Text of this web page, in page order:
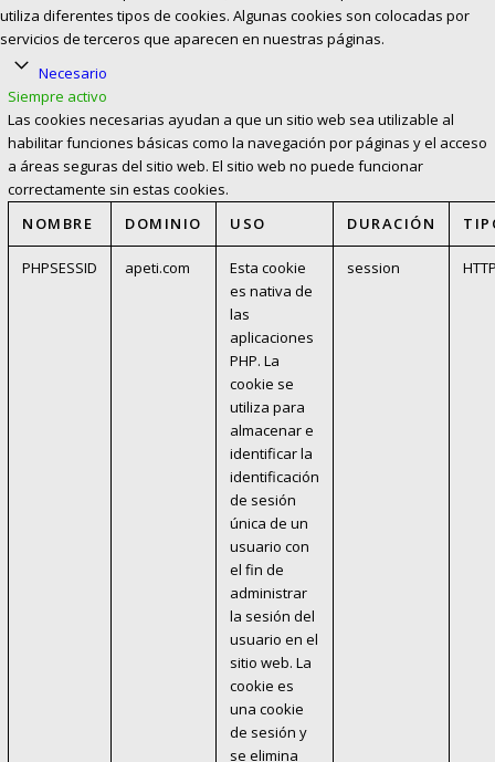
utiliza diferentes tipos de cookies. Algunas cookies son colocadas por
servicios de terceros que aparecen en nuestras páginas.
Necesario
Siempre activo
Las cookies necesarias ayudan a que un sitio web sea utilizable al
habilitar funciones básicas como la navegación por páginas y el acceso
a áreas seguras del sitio web. El sitio web no puede funcionar
correctamente sin estas cookies.
NOMBRE
DOMINIO USO DURACIÓN
PHPSESSID apeti.com
Esta cookie
es nativa de
las
aplicaciones
PHP. La
cookie se
utiliza para
almacenar e
identificar la
identificación
de sesión
única de un
usuario con
el fin de
administrar
la sesión del
usuario en el
sitio web. La
cookie es
una cookie
de sesión y
se elimina
session